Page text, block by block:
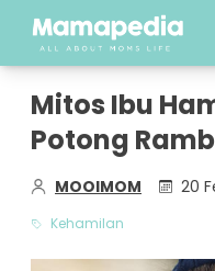
Mitos Ibu
Potong
MOOIMOM 20
Kehamilan